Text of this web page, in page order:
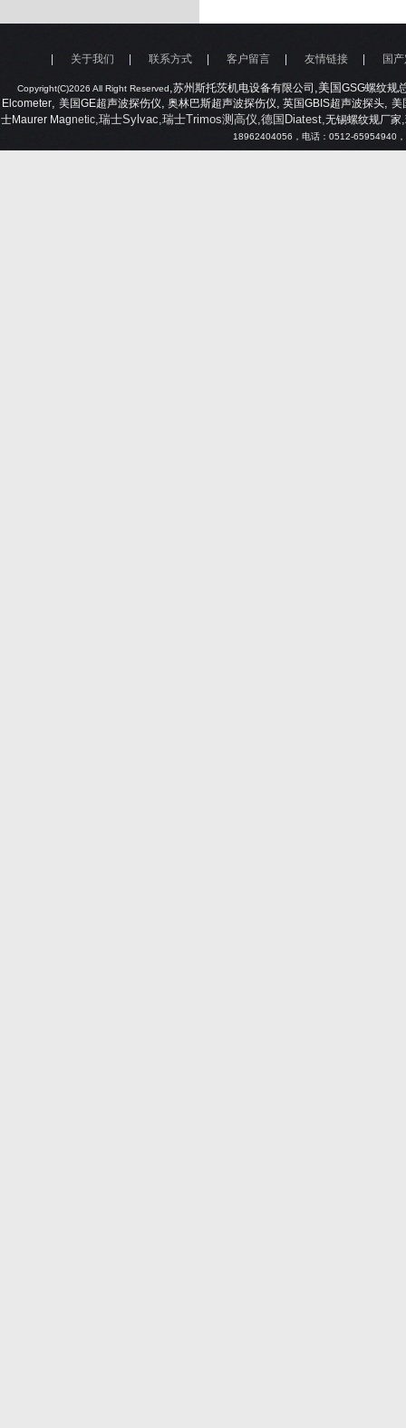
Copyright(C)2026 All Right Reserved,苏州斯托茨机电设备有限公司 ,美国GSG螺纹规
Elcometer,美国GE超声波探伤仪, 奥林巴斯超声波探伤仪, 英国GBIS超声波探头,美
士Maurer Magnetic,瑞士Sylvac,瑞士Trimos测高仪,德国Diatest,无锡螺纹规厂家,
18962404056 ，电话： 0512-65954940
关于我们 联系方式 客户留言 友情链接 国